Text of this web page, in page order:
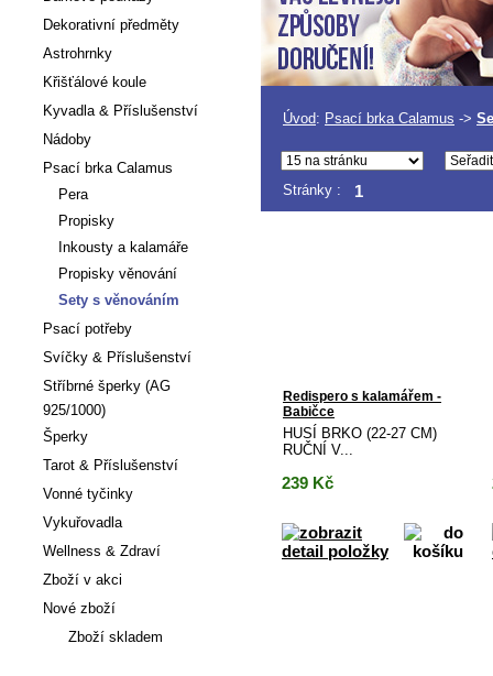
Úvod: Psací brka Calamus ->
Stránky : 1
Redispero s kalamářem -
Babičce
HUSÍ BRKO (22-27 CM)
RUČNÍ V...
239 Kč
Dekorativní předměty
Astrohrnky
Křišťálové koule
Kyvadla & Příslušenství
Nádoby
Psací brka Calamus
Pera
Propisky
Inkousty a kalamáře
Propisky věnování
Sety s věnováním
Psací potřeby
Svíčky & Příslušenství
Stříbrné šperky (AG
925/1000)
Šperky
Tarot & Příslušenství
Vonné tyčinky
Vykuřovadla
Wellness & Zdraví
Zboží v akci
Nové zboží
Zboží skladem